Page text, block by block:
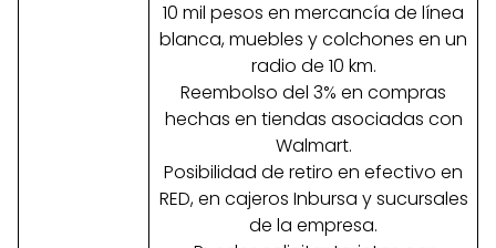
10 mil pesos en mercancía de línea
blanca, muebles y colchones en un
radio de 10 km.
Reembolso del 3% en compras
hechas en tiendas asociadas con
Walmart.
Posibilidad de retiro en efectivo en
RED, en cajeros Inbursa y sucursales
de la empresa.